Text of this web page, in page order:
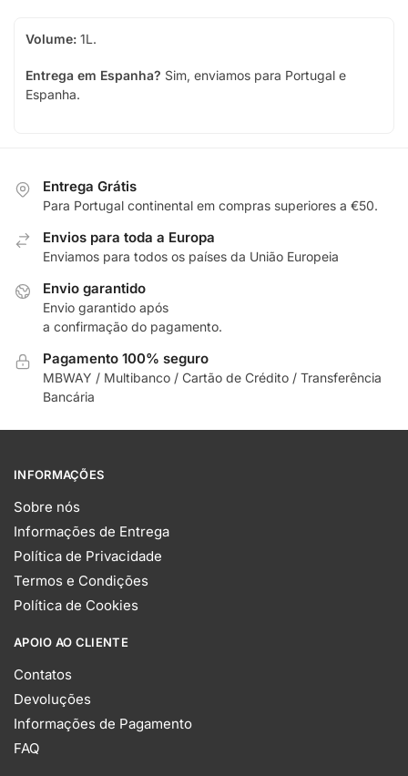
Volume: 1L.
Entrega em Espanha? Sim, enviamos para Portugal e
Espanha.
Entrega Grátis
Para Portugal continental em compras superiores a €50.
Envios para toda a Europa
Enviamos para todos os países da União Europeia
Envio garantido
Envio garantido após
a confirmação do pagamento.
Pagamento 100% seguro
MBWAY / Multibanco / Cartão de Crédito / Transferência
Bancária
INFORMAÇÕES
Sobre nós
Informações de Entrega
Política de Privacidade
Termos e Condições
Política de Cookies
APOIO AO CLIENTE
Contatos
Devoluções
Informações de Pagamento
FAQ